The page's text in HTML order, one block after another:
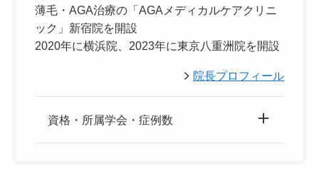
薄毛・AGA治療の「AGAメディカルケアクリニ
ック」新宿院を開設
2020年に横浜院、2023年に東京八重洲院を開設
院長プロフィール
資格・所属学会・症例数